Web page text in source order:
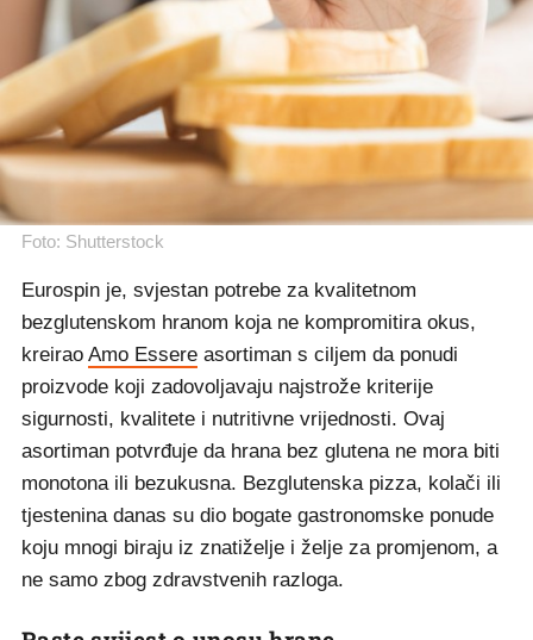
Foto: Shutterstock
Eurospin je, svjestan potrebe za kvalitetnom
bezglutenskom hranom koja ne kompromitira okus,
kreirao Amo Essere asortiman s ciljem da ponudi
proizvode koji zadovoljavaju najstrože kriterije
sigurnosti, kvalitete i nutritivne vrijednosti. Ovaj
asortiman potvrđuje da hrana bez glutena ne mora biti
monotona ili bezukusna. Bezglutenska pizza, kolači ili
tjestenina danas su dio bogate gastronomske ponude
koju mnogi biraju iz znatiželje i želje za promjenom, a
ne samo zbog zdravstvenih razloga.